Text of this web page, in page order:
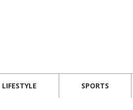
LIFESTYLE SPORTS